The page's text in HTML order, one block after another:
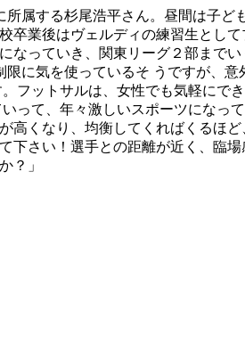
属する杉尾浩平さん。昼間は子
卒業後はヴェルディの練習生とし
なっていき、関東リーグ２部まで
に気を使っているそ うですが、
フットサルは、女性でも気軽に
って、年々激しいスポーツにな
高くなり、均衡してくればくる
下さい！選手との距離が近く、臨
？」